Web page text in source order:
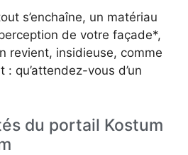
s’enchaîne, un matériau
de votre façade*,
revient, insidieuse, comme
qu’attendez-vous d’un
du portail Kostum